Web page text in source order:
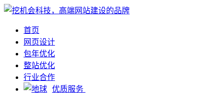
首页
网页设计
包年优化
整站优化
行业合作
优质服务